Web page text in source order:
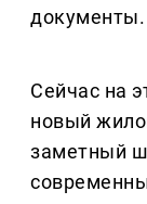
документы.
Сейчас на
новый
заметный